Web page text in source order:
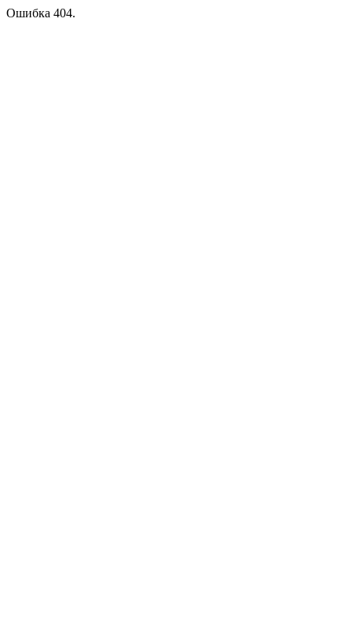
Ошибка 404.